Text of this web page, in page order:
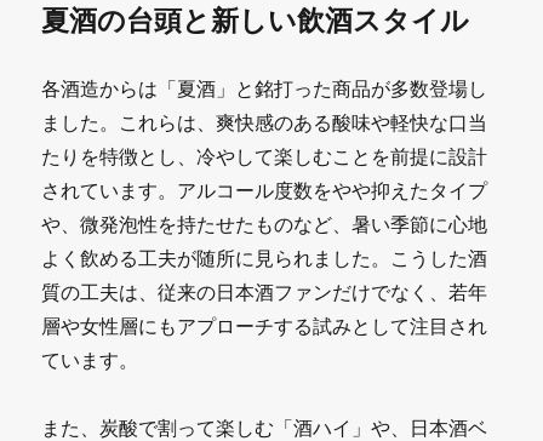
夏酒の台頭と新しい飲酒スタイル
各酒造からは「夏酒」と銘打った商品が多数登場し
ました。これらは、爽快感のある酸味や軽快な口当
たりを特徴とし、冷やして楽しむことを前提に設計
されています。アルコール度数をやや抑えたタイプ
や、微発泡性を持たせたものなど、暑い季節に心地
よく飲める工夫が随所に見られました。こうした酒
質の工夫は、従来の日本酒ファンだけでなく、若年
層や女性層にもアプローチする試みとして注目され
ています。
また、炭酸で割って楽しむ「酒ハイ」や、日本酒ベ